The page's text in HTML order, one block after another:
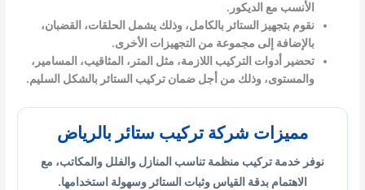
الأنسب مع الديكور.
نقوم بتجهيز الستائر بالكامل، وذلك يشمل الحلقات، القضبان،
بالإضافة إلى مجموعة من التجهيزات الأخرى.
تحضير أدوات التركيب اللازمة، مثل المتر، المثاقيب، المسامير،
والمستوى، وذلك من أجل ضمان تركيب الستائر بالشكل السليم.
مميزات شركة تركيب ستائر بالرياض
نوفر خدمة تركيب منظمة تناسب المنازل والفلل والمكاتب، مع
الاهتمام بدقة القياس وثبات الستائر وسهولة استخدامها.